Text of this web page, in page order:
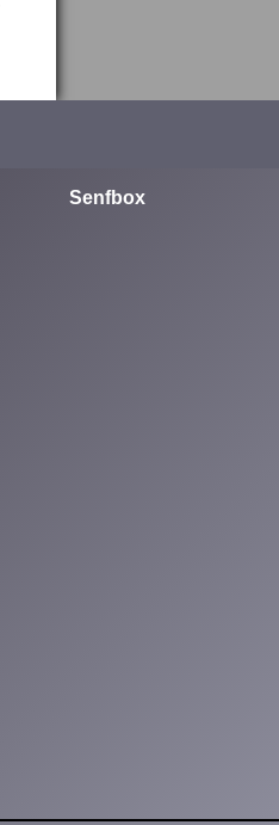
Senfbox